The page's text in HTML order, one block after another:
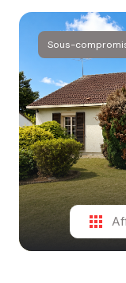
estimation
e-
mail
contact
Sous-